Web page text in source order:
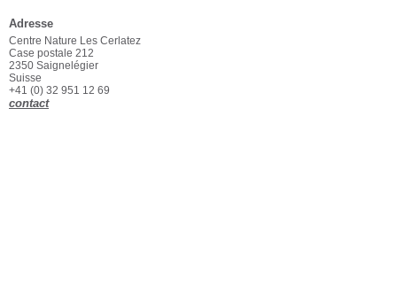
Adresse
Centre Nature Les Cerlatez
Case postale 212
2350 Saignelégier
Suisse
+41 (0) 32 951 12 69
contact